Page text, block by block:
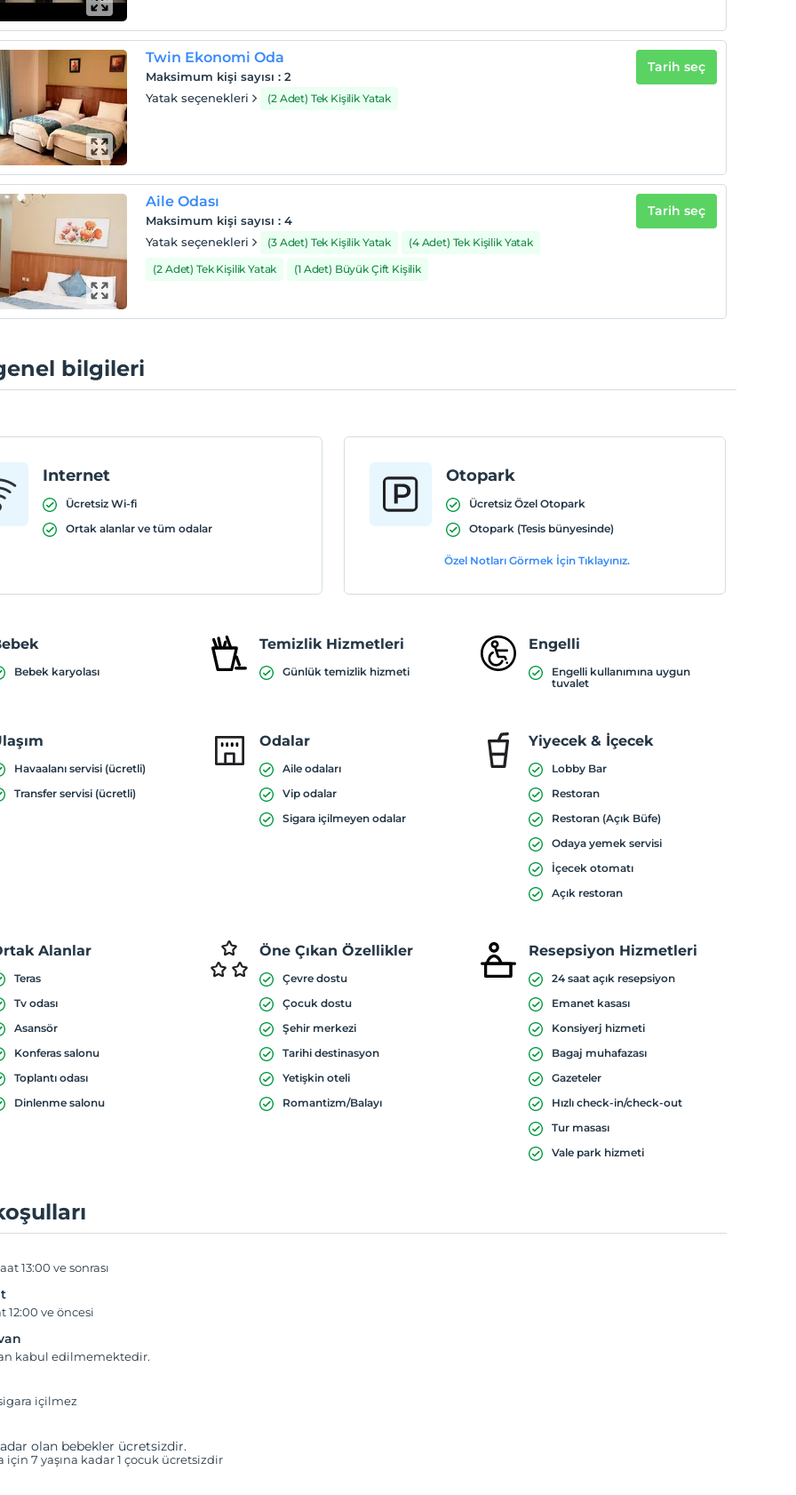
Twin Ekonomi Oda
Maksimum kişi sayısı :2
Yatak seçenekleri
(2 Adet) Tek Kişilik Yatak
Tarih seç
Aile Odası
Maksimum kişi sayısı :4
Yatak seçenekleri
(3 Adet) Tek Kişilik Yatak
(4 Adet) Tek Kişilik Yatak
(2 Adet) Tek Kişilik Yatak
(1 Adet) Büyük Çift Kişilik
Tarih seç
bilgileri
Internet
Ücretsiz Wi-fi
Ortak alanlar ve tüm odalar
Otopark
Ücretsiz Özel Otopark
Otopark (Tesis bünyesinde)
Özel Notları Görmek İçin Tıklayınız.
Bebek karyolası
Temizlik Hizmetleri
Günlük temizlik hizmeti
Engelli
Engelli kullanımına uygun
tuvalet
Havaalanı servisi (ücretli)
Transfer servisi (ücretli)
Odalar
Aile odaları
Vip odalar
Sigara içilmeyen odalar
Yiyecek & İçecek
Lobby Bar
Restoran
Restoran (Açık Büfe)
Odaya yemek servisi
İçecek otomatı
Açık restoran
Alanlar
Teras
Tv odası
Asansör
Konferas salonu
Toplantı odası
Dinlenme salonu
Öne Çıkan Özellikler
Çevre dostu
Çocuk dostu
Şehir merkezi
Tarihi destinasyon
Yetişkin oteli
Romantizm/Balayı
Resepsiyon Hizmetleri
24 saat açık resepsiyon
Emanet kasası
Konsiyerj hizmeti
Bagaj muhafazası
Gazeteler
Hızlı check-in/check-out
Tur masası
Vale park hizmeti
13:00 ve sonrası
12:00 ve öncesi
kabul edilmemektedir.
içilmez
olan bebekler ücretsizdir.
için 7 yaşına kadar 1 çocuk ücretsizdir